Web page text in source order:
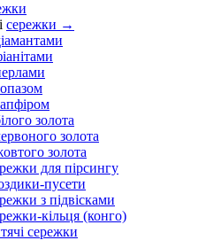
сережки →
золота
золота
золота
для пірсингу
пусети
з підвісками
кільця (конго)
сережки